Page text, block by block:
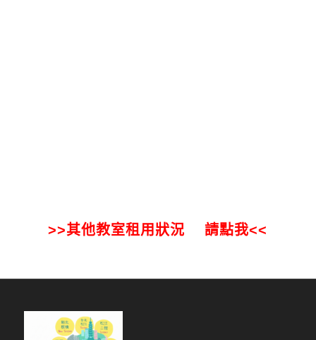
>>其他教室租用狀況 請點我<<